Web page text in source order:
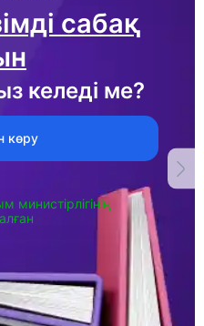
сабақ
келеді ме?
көру
министірлігінің